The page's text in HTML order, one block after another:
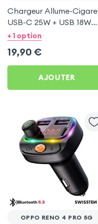
Chargeur Allume-Cigare
USB-C 25W + USB 18W
Bwoo pour Oppo Reno 4
+ 1 option
19,90 €
AJOUTER
OPPO RENO 4 PRO 5G